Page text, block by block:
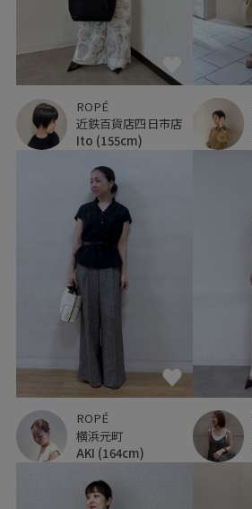
ROPÉ
近鉄百貨店四日市店
Ito (155cm)
ROPÉ
横浜元町
AKI (164cm)